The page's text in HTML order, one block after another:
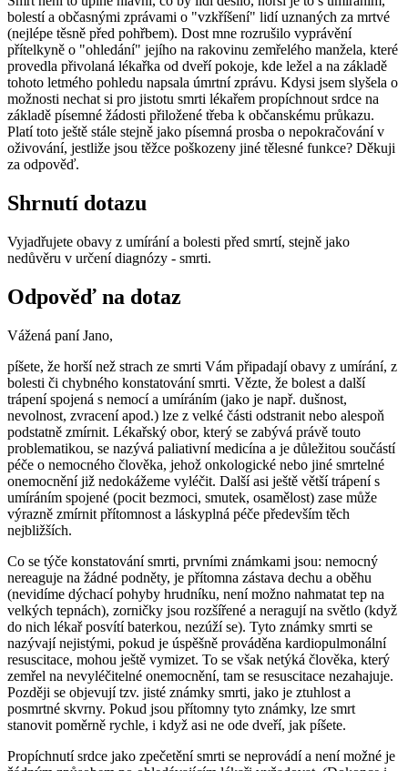
bolestí a občasnými zprávami o "vzkříšení" lidí uznaných za mrtvé
(nejlépe těsně před pohřbem). Dost mne rozrušilo vyprávění
přítelkyně o "ohledání" jejího na rakovinu zemřelého manžela, které
provedla přivolaná lékařka od dveří pokoje, kde ležel a na základě
tohoto letmého pohledu napsala úmrtní zprávu. Kdysi jsem slyšela o
možnosti nechat si pro jistotu smrti lékařem propíchnout srdce na
základě písemné žádosti přiložené třeba k občanskému průkazu.
Platí toto ještě stále stejně jako písemná prosba o nepokračování v
oživování, jestliže jsou těžce poškozeny jiné tělesné funkce? Děkuji
za odpověď.
Shrnutí dotazu
Vyjadřujete obavy z umírání a bolesti před smrtí, stejně jako
nedůvěru v určení diagnózy - smrti.
Odpověď na dotaz
Vážená paní Jano,
píšete, že horší než strach ze smrti Vám připadají obavy z umírání, z
bolesti či chybného konstatování smrti. Vězte, že bolest a další
trápení spojená s nemocí a umíráním (jako je např. dušnost,
nevolnost, zvracení apod.) lze z velké části odstranit nebo alespoň
podstatně zmírnit. Lékařský obor, který se zabývá právě touto
problematikou, se nazývá paliativní medicína a je důležitou součástí
péče o nemocného člověka, jehož onkologické nebo jiné smrtelné
onemocnění již nedokážeme vyléčit. Další asi ještě větší trápení s
umíráním spojené (pocit bezmoci, smutek, osamělost) zase může
výrazně zmírnit přítomnost a láskyplná péče především těch
nejbližších.
Co se týče konstatování smrti, prvními známkami jsou: nemocný
nereaguje na žádné podněty, je přítomna zástava dechu a oběhu
(nevidíme dýchací pohyby hrudníku, není možno nahmatat tep na
velkých tepnách), zorničky jsou rozšířené a neragují na světlo (když
do nich lékař posvítí baterkou, nezúží se). Tyto známky smrti se
nazývají nejistými, pokud je úspěšně prováděna kardiopulmonální
resuscitace, mohou ještě vymizet. To se však netýká člověka, který
zemřel na nevyléčitelné onemocnění, tam se resuscitace nezahajuje.
Později se objevují tzv. jisté známky smrti, jako je ztuhlost a
posmrtné skvrny. Pokud jsou přítomny tyto známky, lze smrt
stanovit poměrně rychle, i když asi ne ode dveří, jak píšete.
Propíchnutí srdce jako zpečetění smrti se neprovádí a není možné je